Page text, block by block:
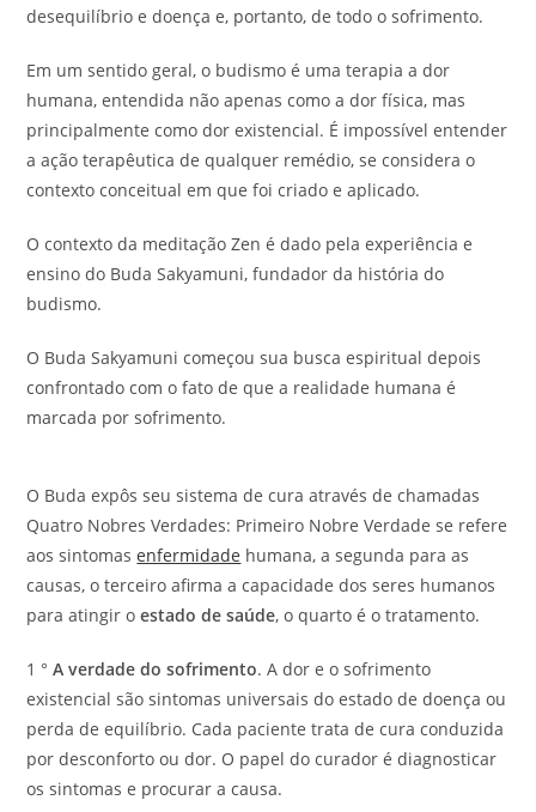
desequilíbrio e doença e, portanto, de todo o sofrimento.
Em um sentido geral, o budismo é uma terapia a dor
humana, entendida não apenas como a dor física, mas
principalmente como dor existencial. É impossível entender
a ação terapêutica de qualquer remédio, se considera o
contexto conceitual em que foi criado e aplicado.
O contexto da meditação Zen é dado pela experiência e
ensino do Buda Sakyamuni, fundador da história do
budismo.
O Buda Sakyamuni começou sua busca espiritual depois
confrontado com o fato de que a realidade humana é
marcada por sofrimento.
O Buda expôs seu sistema de cura através de chamadas
Quatro Nobres Verdades: Primeiro Nobre Verdade se refere
aos sintomasenfermidade humana, a segunda para as
causas, o terceiro afirma a capacidade dos seres humanos
para atingir oestado de saúde, o quarto é o tratamento.
1 °A verdade do sofrimento. A dor e o sofrimento
existencial são sintomas universais do estado de doença ou
perda de equilíbrio. Cada paciente trata de cura conduzida
por desconforto ou dor. O papel do curador é diagnosticar
os sintomas e procurar a causa.